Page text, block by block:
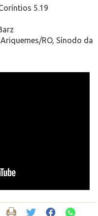
5.19
RO, Sínodo da